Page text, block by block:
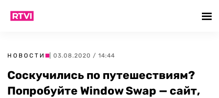
НОВОСТИ | 03.08.2020 / 14:44
Соскучились по путешествиям?
Попробуйте Window Swap — сайт,